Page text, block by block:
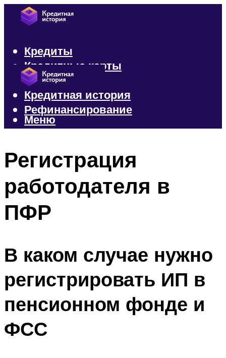
Кредиты
Кредитные карты
Микрозаймы
Кредитная история
Рефинансирование
Меню
Регистрация
работодателя в
ПФР
В каком случае нужно
регистрировать ИП в
пенсионном фонде и
ФСС